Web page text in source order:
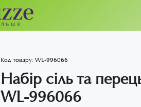
Код товару:WL-996066
Набір сіль та
WL-996066